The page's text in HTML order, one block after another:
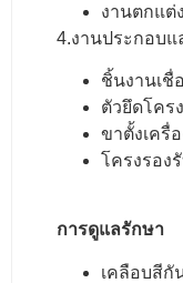
งานตกแต่
4.งานประกอบแ
ชิ้นงานเชื่
ตัวยึดโคร
ขาตั้งเครื่
โครงรอง
การดูแลรักษา
เคลือบสีกั